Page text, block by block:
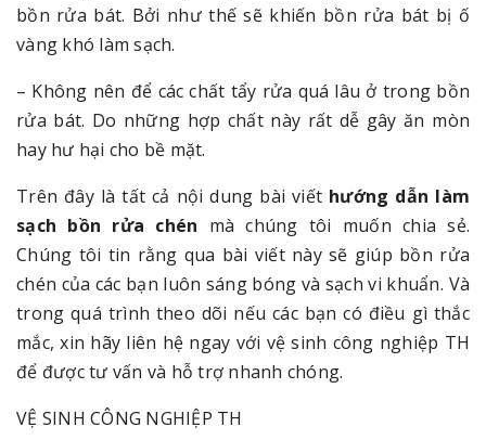
bồn rửa bát. Bởi như thế sẽ khiến bồn rửa bát bị ố
vàng khó làm sạch.
– Không nên để các chất tẩy rửa quá lâu ở trong bồn
rửa bát. Do những hợp chất này rất dễ gây ăn mòn
hay hư hại cho bề mặt.
Trên đây là tất cả nội dung bài viết hướng dẫn làm
sạch bồn rửa chén mà chúng tôi muốn chia sẻ.
Chúng tôi tin rằng qua bài viết này sẽ giúp bồn rửa
chén của các bạn luôn sáng bóng và sạch vi khuẩn. Và
trong quá trình theo dõi nếu các bạn có điều gì thắc
mắc, xin hãy liên hệ ngay với vệ sinh công nghiệp TH
để được tư vấn và hỗ trợ nhanh chóng.
VỆ SINH CÔNG NGHIỆP TH